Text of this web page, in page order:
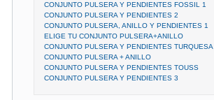
CONJUNTO PULSERA Y PENDIENTES FOSSIL 1
CONJUNTO PULSERA Y PENDIENTES 2
CONJUNTO PULSERA, ANILLO Y PENDIENTES 1
ELIGE TU CONJUNTO PULSERA+ANILLO
CONJUNTO PULSERA Y PENDIENTES TURQUESA
CONJUNTO PULSERA + ANILLO
CONJUNTO PULSERA Y PENDIENTES TOUSS
CONJUNTO PULSERA Y PENDIENTES 3